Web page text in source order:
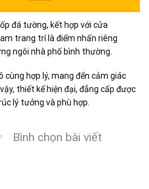
đá tường, kết hợp với cửa
trang trí là điểm nhấn riêng
ngôi nhà phố bình thường.
cùng hợp lý, mang đến cảm giác
thiết kế hiện đại, đẳng cấp được
lý tưởng và phù hợp.
Bình chọn bài viết